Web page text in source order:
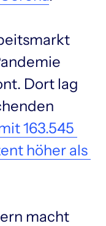
Dort lag
höher
macht